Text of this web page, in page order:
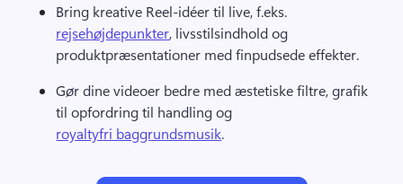
Bring kreative Reel-idéer til live, f.eks.
rejsehøjdepunkter, livsstilsindhold og
produktpræsentationer med finpudsede effekter.
Gør dine videoer bedre med æstetiske filtre, grafik
til opfordring til handling og
royaltyfri baggrundsmusik.